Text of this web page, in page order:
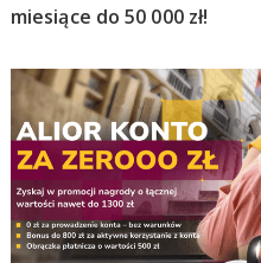
miesiące do 50 000 zł!